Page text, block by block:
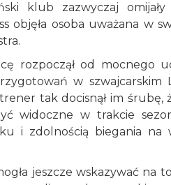
klub zazwyczaj
objęła osoba uważana w
rozpoczął od mocnego
w szwajcarskim
tak docisnął im śrubę,
widoczne w trakcie
i zdolnością biegania
jeszcze wskazywać na